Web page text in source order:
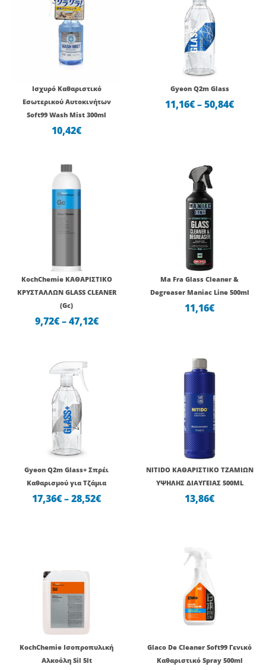
Ισχυρό Καθαριστικό
Εσωτερικού Αυτοκινήτων
Soft99 Wash Mist 300ml
10,42€
Gyeon Q2m Glass
11,16€–50,84€
KochChemie ΚΑΘΑΡΙΣΤΙΚΟ
ΚΡΥΣΤΑΛΛΩΝ GLASS CLEANER
(Gc)
9,72€–47,12€
Ma Fra Glass Cleaner &
Degreaser Maniac Line 500ml
11,16€
Gyeon Q2m Glass+ Σπρέι
Καθαρισμού για Τζάμια
17,36€–28,52€
NITIDO ΚΑΘΑΡΙΣΤΙΚΟ ΤΖΑΜΙΩΝ
ΥΨΗΛΗΣ ΔΙΑΥΓΕΙΑΣ 500ML
13,86€
KochChemie Ισοπροπυλική
Αλκοόλη Sil 5lt
Glaco De Cleaner Soft99 Γενικό
Καθαριστικό Spray 500ml